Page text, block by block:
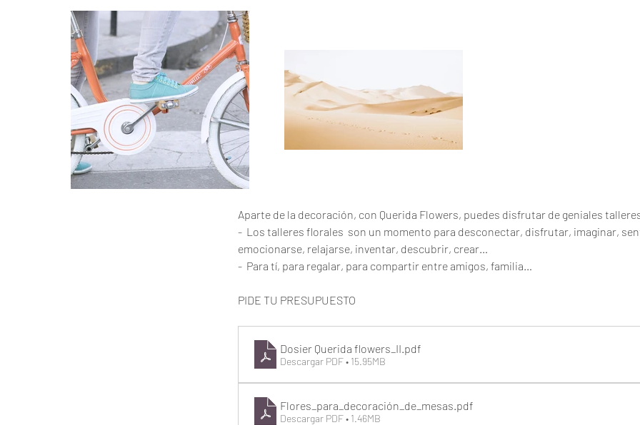
Aparte de la decoración, con Querida Flowers, puedes disfrutar de geniales
-  Los talleres florales  son un momento para desconectar, disfrutar, imaginar,
emocionarse, relajarse, inventar, descubrir, crear…
-  Para tí, para regalar, para compartir entre amigos, familia…
PIDE TU PRESUPUESTO
Dosier Querida flowers_II .pdf
Descargar PDF • 15.95MB
Flores_para_decoración_de_mesas .pdf
Descargar PDF • 1.46MB